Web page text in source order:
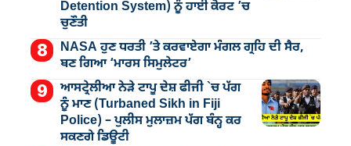
Detention System) ਨੂੰ ਹਾਈ ਕੋਰਟ ’ਚ
ਚੁਣੌਤੀ
NASA ਹੁਣ ਧਰਤੀ ’ਤੇ ਕਰਵਾਏਗਾ ਮੰਗਲ ਗ੍ਰਹਿ ਦੀ ਸੈਰ,
ਬਣ ਗਿਆ ‘ਮਾਰਸ ਸਿਮੁਲੇਟਰ’
ਆਸਟ੍ਰੇਲੀਆ ਨੇੜੇ ਟਾਪੂ ਦੇਸ਼ ਫੀਜੀ `ਚ ਪੱਗ
ਨੂੰ ਮਾਣ (Turbaned Sikh in Fiji
Police) – ਪੁਲੀਸ ਮੁਲਾਜ਼ਮ ਪੱਗ ਬੰਨ੍ਹ ਕਰ
ਸਕਣਗੇ ਡਿਊਟੀ